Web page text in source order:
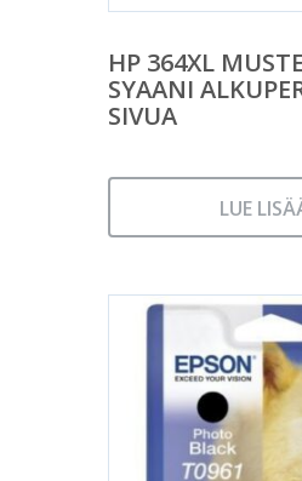
HP 364XL
SYAANI
SIVUA
LUE